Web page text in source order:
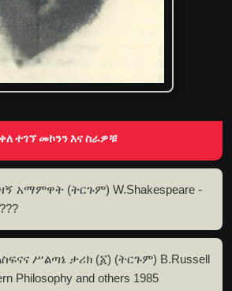
ተገኘ መኮንን እና ስራዎቹ
አማምዋት (ትርጉም) W.Shakespeare -
ሥልጣኔ ታሪክ (፩) (ትርጉም) B.Russell
Philosophy and others 1985